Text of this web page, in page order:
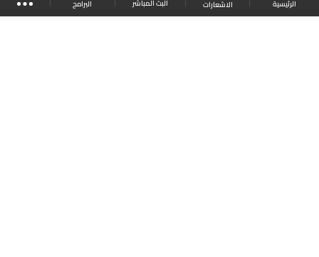
الرئيسية الاشعارات البث المباشر البرامج
موقع البرامج الجدول البث المباشر